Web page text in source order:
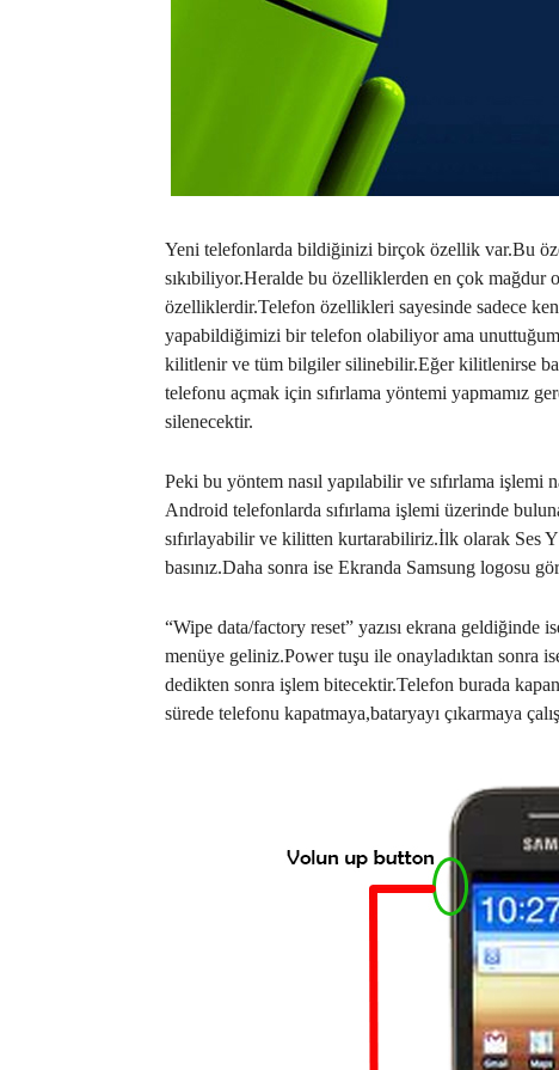
Yeni telefonlarda bildiğinizi birçok özellik var.Bu
sıkıbiliyor.Heralde bu özelliklerden en çok
özelliklerdir.Telefon özellikleri sayesinde sadece
yapabildiğimizi bir telefon olabiliyor ama
kilitlenir ve tüm bilgiler silinebilir.Eğer kilitlenirse
telefonu açmak için sıfırlama yöntemi yapmamız
silenecektir.
Peki bu yöntem nasıl yapılabilir ve sıfırlama işlemi
Android telefonlarda sıfırlama işlemi üzerinde
sıfırlayabilir ve kilitten kurtarabiliriz.İlk olarak Ses
basınız.Daha sonra ise Ekranda Samsung logosu
“Wipe data/factory reset” yazısı ekrana geldiğinde
menüye geliniz.Power tuşu ile onayladıktan sonra
dedikten sonra işlem bitecektir.Telefon burada
sürede telefonu kapatmaya,bataryayı çıkarmaya